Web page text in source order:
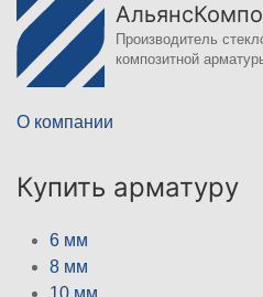
Производитель
композитной
О компании
Купить арматуру
6 мм
8 мм